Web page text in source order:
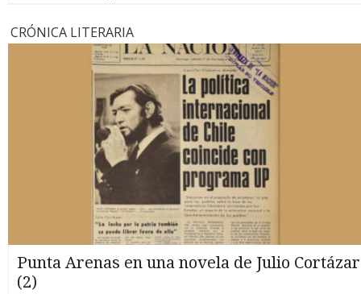
CRÓNICA LITERARIA
Punta Arenas en una novela de Julio Cortázar
(2)